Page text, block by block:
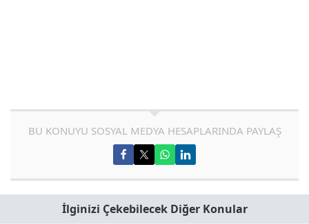
BU KONUYU SOSYAL MEDYA HESAPLARINDA PAYLAŞ
İlginizi Çekebilecek Diğer Konular